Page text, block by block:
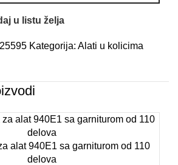
u listu želja
Kategorija: Alati u kolicima
alat 940E1 sa garniturom od 110
delova